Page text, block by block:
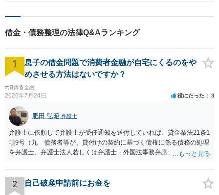
払わなければならないのか分からない」という不安が生じやすい事案でし
す。そのため、対象の4社それぞれについて、時効援用通知を送付し、その後
の処理状況を確認していく方針としました。 【相談後】 時効援用のご依頼を
用による処理がされたことを確認できました。 結果として、対象となった4社
の古い借金について、依頼者様が今後支払い対応を続ける必要はないことを
確認することができました。 複数社から古い借金の請求が来ている場合で
も、1社ずつ時効援用の可否と処理状況を確認していくことで、まとめて解決
できることがあります。
借金・債務整理の法律Q&Aランキング
1
息子の借金問題で消費者金融が自宅にくるのをや
めさせる方法はないですか？
#消費者金融
2026年7月24日 役にたった 3
肥田 弘昭 弁護士
弁護士に依頼して弁護士が受任通知を送付していれば、貸金業法21条1
項9号（九 債務者等が、貸付けの契約に基づく債権に係る債務の処理
を弁護士、弁護士法人若しくは弁護士・外国法事務弁護士共同法人若
等」という。）に委託し、又はその処理のため必要な裁判所における
民事事件に関する手続をとり、弁護士等又は裁判所から書面によりそ
の旨の通知があつた場合において、正当な理由がないのに、債務者等
2 自己破産申請前にお金を